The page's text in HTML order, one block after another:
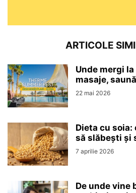
ARTICOLE
Unde mergi
masaje,
22 mai 2026
Dieta cu soia:
să slăbești și
7 aprilie 2026
De unde vine